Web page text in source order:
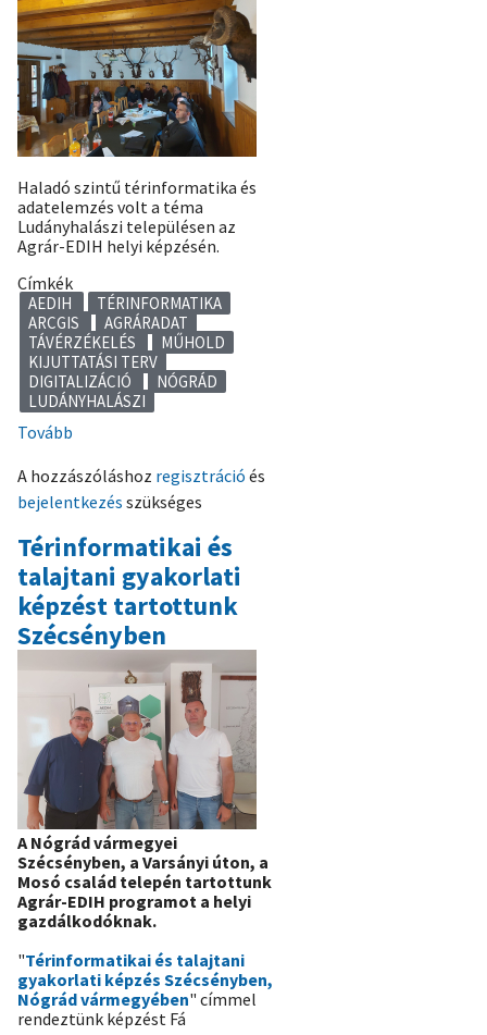
használata
és
termőzóna
kialakítás
volt)
Haladó szintű térinformatika és
adatelemzés volt a téma
Ludányhalászi településen az
Agrár-EDIH helyi képzésén.
Címkék
AEDIH
TÉRINFORMATIKA
ARCGIS
AGRÁRADAT
TÁVÉRZÉKELÉS
MŰHOLD
KIJUTTATÁSI TERV
DIGITALIZÁCIÓ
NÓGRÁD
LUDÁNYHALÁSZI
Tovább
térinformatika
és
adatelemzés
AEDIH-
képzés
Ludányhalásziban
-
első
nap)
A hozzászóláshoz regisztráció és
bejelentkezés szükséges
Térinformatikai és
talajtani gyakorlati
képzést tartottunk
Szécsényben
A Nógrád vármegyei
Szécsényben, a Varsányi úton, a
Mosó család telepén tartottunk
Agrár-EDIH programot a helyi
gazdálkodóknak.
"Térinformatikai és talajtani
gyakorlati képzés Szécsényben,
Nógrád vármegyében" címmel
rendeztünk képzést Fá